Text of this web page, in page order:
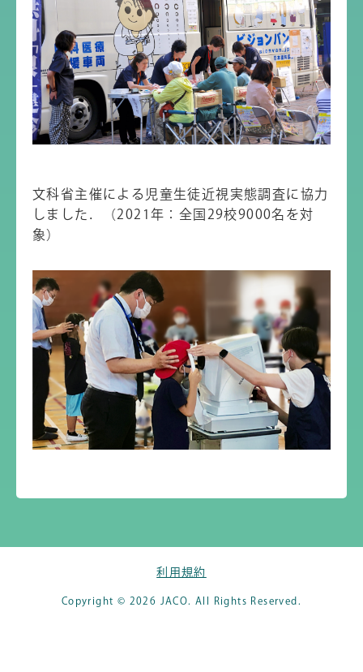
文科省主催による児童生徒近視実態調査に協力
しました．（2021年：全国29校9000名を対
象）
利用規約
Copyright © 2026 JACO. All Rights Reserved.